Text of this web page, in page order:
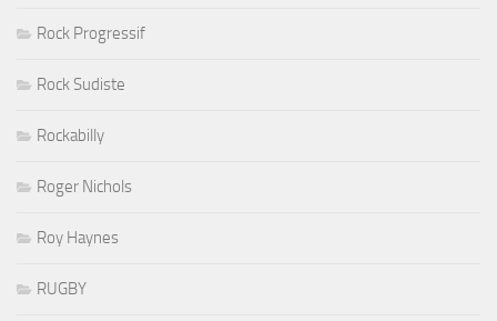
Rock Progressif
Rock Sudiste
Rockabilly
Roger Nichols
Roy Haynes
RUGBY